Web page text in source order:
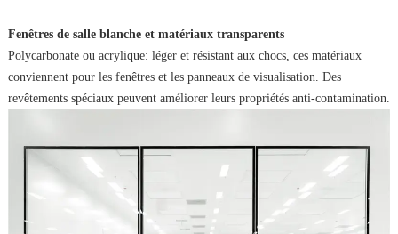
Fenêtres de salle blanche et matériaux transparents
Polycarbonate ou acrylique: léger et résistant aux chocs, ces matériaux
conviennent pour les fenêtres et les panneaux de visualisation. Des
revêtements spéciaux peuvent améliorer leurs propriétés anti-contamination.